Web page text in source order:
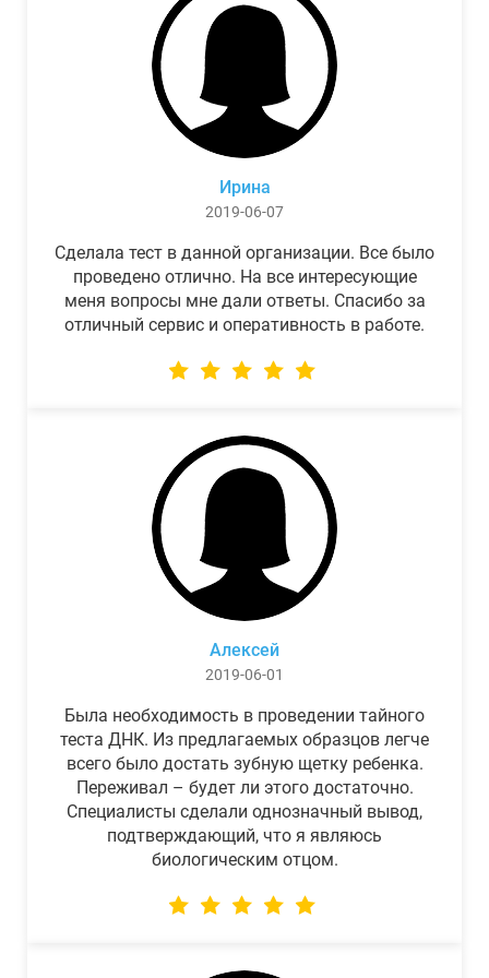
Ирина
2019-06-07
Сделала тест в данной организации. Все было
проведено отлично. На все интересующие
меня вопросы мне дали ответы. Спасибо за
отличный сервис и оперативность в работе.
Алексей
2019-06-01
Была необходимость в проведении тайного
теста ДНК. Из предлагаемых образцов легче
всего было достать зубную щетку ребенка.
Переживал – будет ли этого достаточно.
Специалисты сделали однозначный вывод,
подтверждающий, что я являюсь
биологическим отцом.